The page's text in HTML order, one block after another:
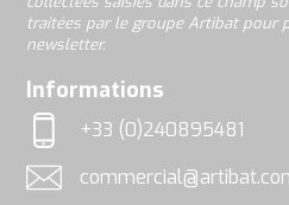
traitées par le groupe Artibat pour
newsletter.
rgpd
ce
champ
soient
exploitées
et
traitées
par
le
Informations
Téléphone
+33 (0)240895481
Adresse email